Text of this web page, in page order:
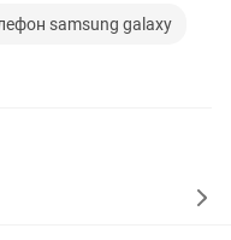
samsung galaxy